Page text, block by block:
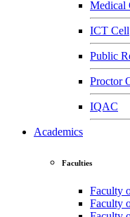
Medical
ICT Cell
Public
Proctor
IQAC
Academics
Faculties
Faculty
Faculty